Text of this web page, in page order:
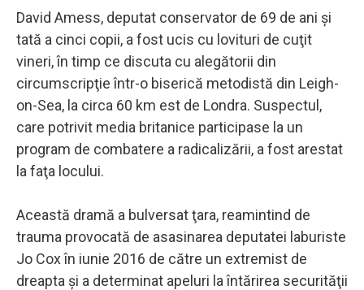
David Amess, deputat conservator de 69 de ani şi
tată a cinci copii, a fost ucis cu lovituri de cuţit
vineri, în timp ce discuta cu alegătorii din
circumscripţie într-o biserică metodistă din Leigh-
on-Sea, la circa 60 km est de Londra. Suspectul,
care potrivit media britanice participase la un
program de combatere a radicalizării, a fost arestat
la faţa locului.
Această dramă a bulversat ţara, reamintind de
trauma provocată de asasinarea deputatei laburiste
Jo Cox în iunie 2016 de către un extremist de
dreapta şi a determinat apeluri la întărirea securităţii